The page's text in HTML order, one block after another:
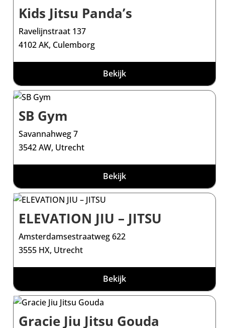
Kids Jitsu Panda’s
Ravelijnstraat 137
4102 AK, Culemborg
Bekijk
SB Gym
Savannahweg 7
3542 AW, Utrecht
Bekijk
ELEVATION JIU – JITSU
Amsterdamsestraatweg 622
3555 HX, Utrecht
Bekijk
Gracie Jiu Jitsu Gouda